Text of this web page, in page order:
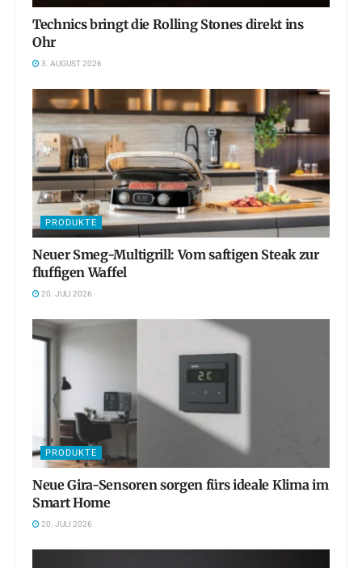
Technics bringt die Rolling Stones direkt ins
Ohr
3. AUGUST 2026
PRODUKTE
Neuer Smeg-Multigrill: Vom saftigen Steak zur
fluffigen Waffel
20. JULI 2026
PRODUKTE
Neue Gira-Sensoren sorgen fürs ideale Klima im
Smart Home
20. JULI 2026